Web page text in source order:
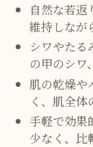
自然な若返
維持しなが
シワやたる
の甲のシワ
肌の乾燥や
く、肌全体
手軽で効果
少なく、比